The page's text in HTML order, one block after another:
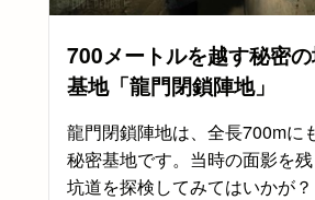
700メートルを越す秘密
基地「龍門閉鎖陣地」
龍門閉鎖陣地は、全長700mに
秘密基地です。当時の面影を
坑道を探検してみてはいかが？